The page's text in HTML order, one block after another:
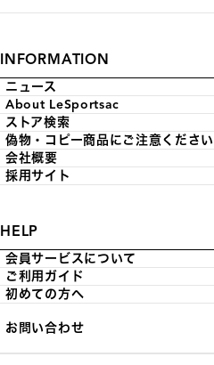
INFORMATION
ニュース
About LeSportsac
ストア検索
偽物・コピー商品にご注意ください
会社概要
採用サイト
HELP
会員サービスについて
ご利用ガイド
初めての方へ
お問い合わせ